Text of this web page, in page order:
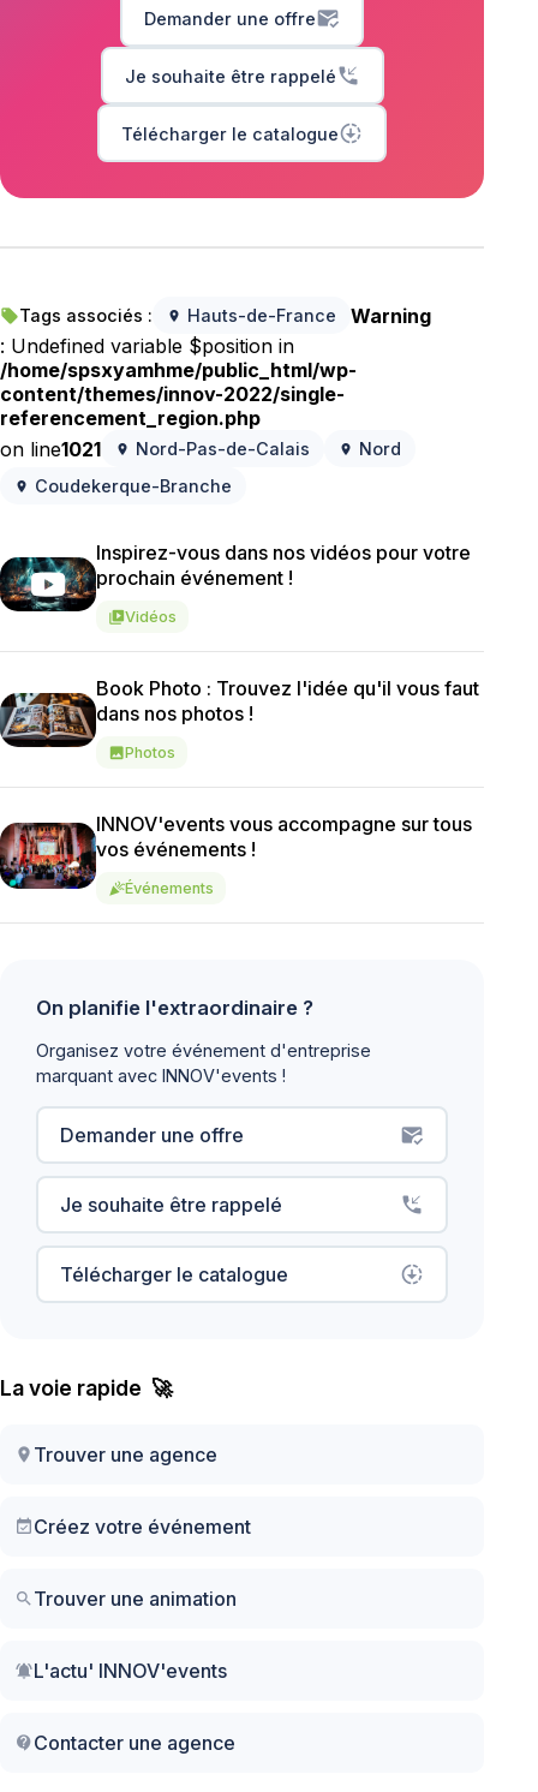
Demander une offremark_email_read
Je souhaite être rappeléphone_callback
Télécharger le cataloguedownloading
local_offerTags associés : location_on Hauts-de-France
Warning
: Undefined variable $position in
/home/spsxyamhme/public_html/wp-
content/themes/innov-2022/single-
referencement_region.php
on line1021 location_on Nord-Pas-de-Calais location_on Nord
location_on Coudekerque-Branche
Inspirez-vous dans nos vidéos pour votre
prochain événement !
video_libraryVidéos
Book Photo : Trouvez l'idée qu'il vous faut
dans nos photos !
image Photos
INNOV'events vous accompagne sur tous
vos événements !
celebrationÉvénements
On planifie l'extraordinaire ?
Organisez votre événement d'entreprise
marquant avec INNOV'events !
Demander une offre mark_email_read
Je souhaite être rappelé phone_callback
Télécharger le catalogue downloading
La voie rapide 🚀
location_on Trouver une agence
event_availableCréez votre événement
searchTrouver une animation
notifications_activeL'actu' INNOV'events
contact_supportContacter une agence